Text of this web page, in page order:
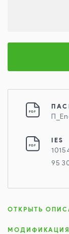
IES
95
ОТКРЫТЬ